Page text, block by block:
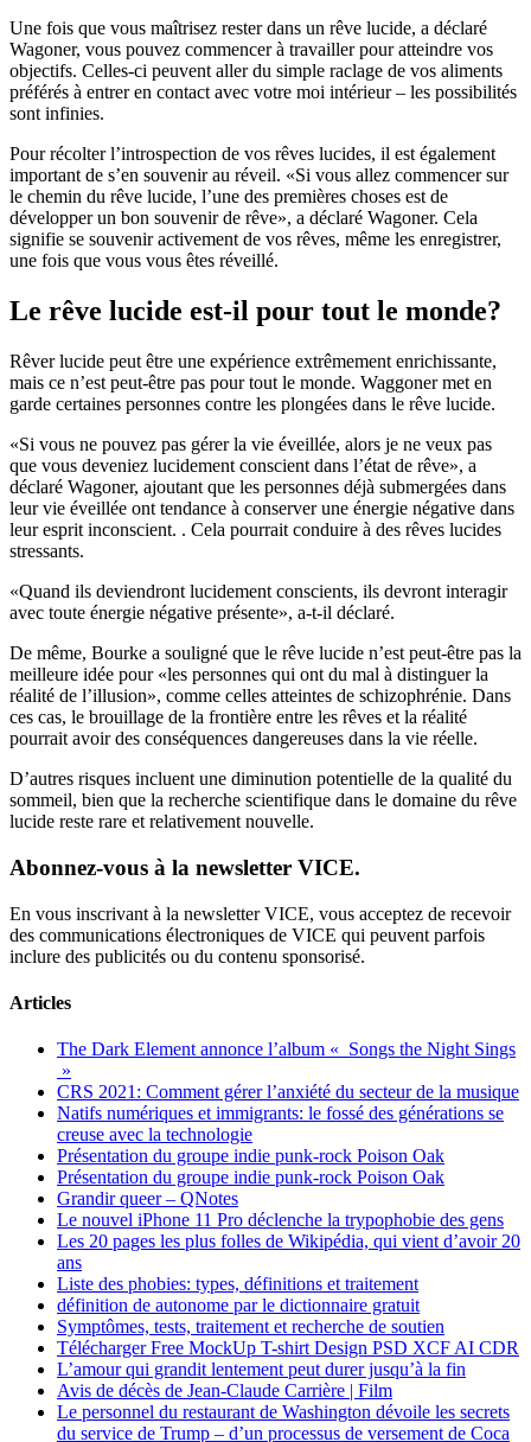
Une fois que vous maîtrisez rester dans un rêve lucide, a déclaré
Wagoner, vous pouvez commencer à travailler pour atteindre vos
objectifs. Celles-ci peuvent aller du simple raclage de vos aliments
préférés à entrer en contact avec votre moi intérieur – les possibilités
sont infinies.
Pour récolter l’introspection de vos rêves lucides, il est également
important de s’en souvenir au réveil. «Si vous allez commencer sur
le chemin du rêve lucide, l’une des premières choses est de
développer un bon souvenir de rêve», a déclaré Wagoner. Cela
signifie se souvenir activement de vos rêves, même les enregistrer,
une fois que vous vous êtes réveillé.
Le rêve lucide est-il pour tout le monde?
Rêver lucide peut être une expérience extrêmement enrichissante,
mais ce n’est peut-être pas pour tout le monde. Waggoner met en
garde certaines personnes contre les plongées dans le rêve lucide.
«Si vous ne pouvez pas gérer la vie éveillée, alors je ne veux pas
que vous deveniez lucidement conscient dans l’état de rêve», a
déclaré Wagoner, ajoutant que les personnes déjà submergées dans
leur vie éveillée ont tendance à conserver une énergie négative dans
leur esprit inconscient. . Cela pourrait conduire à des rêves lucides
stressants.
«Quand ils deviendront lucidement conscients, ils devront interagir
avec toute énergie négative présente», a-t-il déclaré.
De même, Bourke a souligné que le rêve lucide n’est peut-être pas la
meilleure idée pour «les personnes qui ont du mal à distinguer la
réalité de l’illusion», comme celles atteintes de schizophrénie. Dans
ces cas, le brouillage de la frontière entre les rêves et la réalité
pourrait avoir des conséquences dangereuses dans la vie réelle.
D’autres risques incluent une diminution potentielle de la qualité du
sommeil, bien que la recherche scientifique dans le domaine du rêve
lucide reste rare et relativement nouvelle.
Abonnez-vous à la newsletter VICE.
En vous inscrivant à la newsletter VICE, vous acceptez de recevoir
des communications électroniques de VICE qui peuvent parfois
inclure des publicités ou du contenu sponsorisé.
Articles
The Dark Element annonce l’album « Songs the Night Sings
»
CRS 2021: Comment gérer l’anxiété du secteur de la musique
Natifs numériques et immigrants: le fossé des générations se
creuse avec la technologie
Présentation du groupe indie punk-rock Poison Oak
Présentation du groupe indie punk-rock Poison Oak
Grandir queer – QNotes
Le nouvel iPhone 11 Pro déclenche la trypophobie des gens
Les 20 pages les plus folles de Wikipédia, qui vient d’avoir 20
ans
Liste des phobies: types, définitions et traitement
définition de autonome par le dictionnaire gratuit
Symptômes, tests, traitement et recherche de soutien
Télécharger Free MockUp T-shirt Design PSD XCF AI CDR
L’amour qui grandit lentement peut durer jusqu’à la fin
Avis de décès de Jean-Claude Carrière | Film
Le personnel du restaurant de Washington dévoile les secrets
du service de Trump – d’un processus de versement de Coca